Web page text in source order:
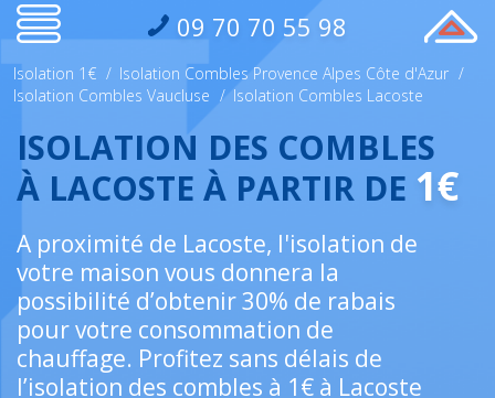
09 70 70 55 98
Isolation 1€ / Isolation Combles Provence Alpes Côte d'Azur /
Isolation Combles Vaucluse / Isolation Combles Lacoste
ISOLATION DES COMBLES
À LACOSTE À PARTIR DE 1€
A proximité de Lacoste, l'isolation de
votre maison vous donnera la
possibilité d’obtenir 30% de rabais
pour votre consommation de
chauffage. Profitez sans délais de
l’isolation des combles à 1€ à Lacoste